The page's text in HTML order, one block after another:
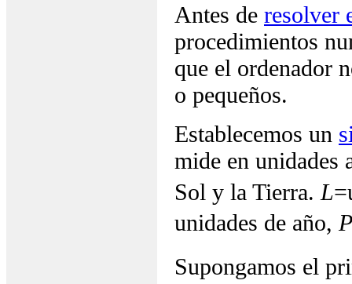
Antes de resolver
procedimientos
que el ordenador
o pequeños.
Establecemos un
mide en unidades
Sol y la Tierra. L
unidades de año, P
Supongamos el